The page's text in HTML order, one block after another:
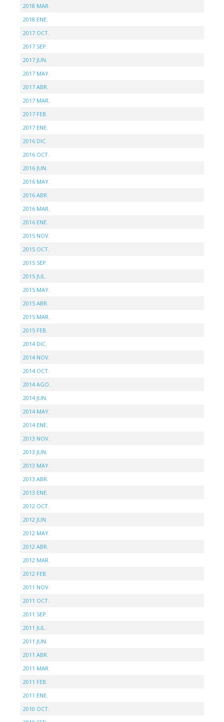
2018 MAR.
2018 ENE.
2017 OCT.
2017 SEP.
2017 JUN.
2017 MAY.
2017 ABR.
2017 MAR.
2017 FEB.
2017 ENE.
2016 DIC.
2016 OCT.
2016 JUN.
2016 MAY.
2016 ABR.
2016 MAR.
2016 ENE.
2015 NOV.
2015 OCT.
2015 SEP.
2015 JUL.
2015 MAY.
2015 ABR.
2015 MAR.
2015 FEB.
2014 DIC.
2014 NOV.
2014 OCT.
2014 AGO.
2014 JUN.
2014 MAY.
2014 ENE.
2013 NOV.
2013 JUN.
2013 MAY.
2013 ABR.
2013 ENE.
2012 OCT.
2012 JUN.
2012 MAY.
2012 ABR.
2012 MAR.
2012 FEB.
2011 NOV.
2011 OCT.
2011 SEP.
2011 JUL.
2011 JUN.
2011 ABR.
2011 MAR.
2011 FEB.
2011 ENE.
2010 OCT.